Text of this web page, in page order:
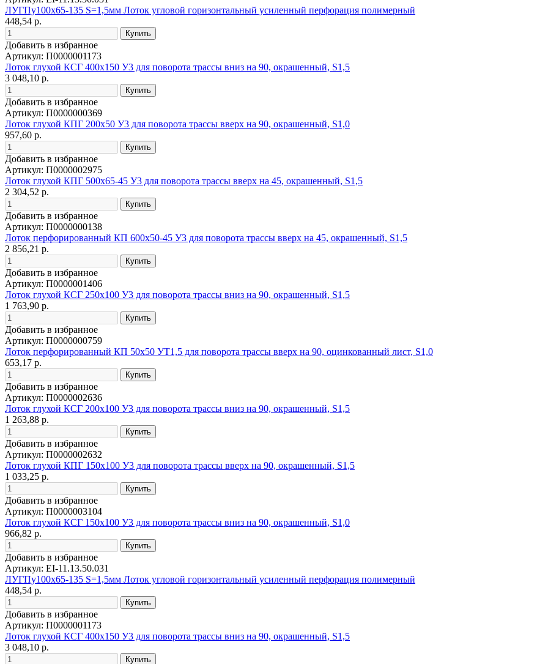
ЛУГПу100х65-135 S=1,5мм Лоток угловой горизонтальный усиленный перфорация полимерный
448,54 р.
Добавить в избранное
Артикул: П0000001173
Лоток глухой КСГ 400х150 У3 для поворота трассы вниз на 90, окрашенный, S1,5
3 048,10 р.
Добавить в избранное
Артикул: П0000000369
Лоток глухой КПГ 200х50 У3 для поворота трассы вверх на 90, окрашенный, S1,0
957,60 р.
Добавить в избранное
Артикул: П0000002975
Лоток глухой КПГ 500х65-45 У3 для поворота трассы вверх на 45, окрашенный, S1,5
2 304,52 р.
Добавить в избранное
Артикул: П0000000138
Лоток перфорированный КП 600х50-45 У3 для поворота трассы вверх на 45, окрашенный, S1,5
2 856,21 р.
Добавить в избранное
Артикул: П0000001406
Лоток глухой КСГ 250х100 У3 для поворота трассы вниз на 90, окрашенный, S1,5
1 763,90 р.
Добавить в избранное
Артикул: П0000000759
Лоток перфорированный КП 50х50 УТ1,5 для поворота трассы вверх на 90, оцинкованный лист, S1,0
653,17 р.
Добавить в избранное
Артикул: П0000002636
Лоток глухой КСГ 200х100 У3 для поворота трассы вниз на 90, окрашенный, S1,5
1 263,88 р.
Добавить в избранное
Артикул: П0000002632
Лоток глухой КПГ 150х100 У3 для поворота трассы вверх на 90, окрашенный, S1,5
1 033,25 р.
Добавить в избранное
Артикул: П0000003104
Лоток глухой КСГ 150х100 У3 для поворота трассы вниз на 90, окрашенный, S1,0
966,82 р.
Добавить в избранное
Артикул: EI-11.13.50.031
ЛУГПу100х65-135 S=1,5мм Лоток угловой горизонтальный усиленный перфорация полимерный
448,54 р.
Добавить в избранное
Артикул: П0000001173
Лоток глухой КСГ 400х150 У3 для поворота трассы вниз на 90, окрашенный, S1,5
3 048,10 р.